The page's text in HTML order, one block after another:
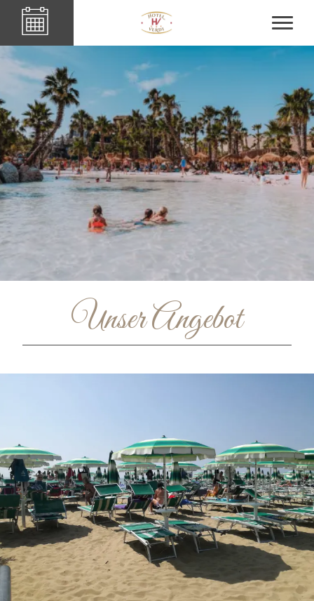
Unser Angebot